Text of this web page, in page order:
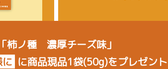
「柿ノ種 濃厚チーズ味」
に商品現品1袋(50g)をプレゼント